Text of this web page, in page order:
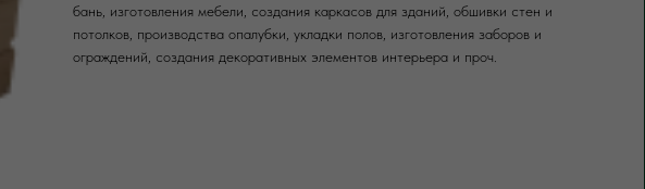
бань, изготовления мебели, создания каркасов для зданий, обшивки стен и
потолков, производства опалубки, укладки полов, изготовления заборов и
ограждений, создания декоративных элементов интерьера и проч.